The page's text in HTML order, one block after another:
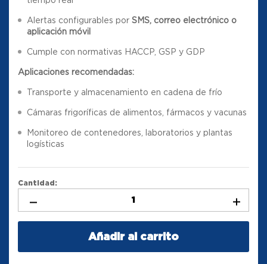
Alertas configurables por SMS, correo electrónico o
aplicación móvil
Cumple con normativas HACCP, GSP y GDP
Aplicaciones recomendadas:
Transporte y almacenamiento en cadena de frío
Cámaras frigoríficas de alimentos, fármacos y vacunas
Monitoreo de contenedores, laboratorios y plantas
logísticas
Cantidad:
Añadir al carrito